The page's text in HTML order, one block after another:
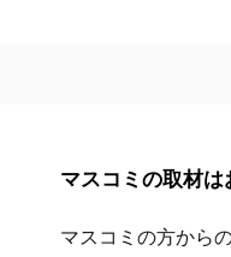
マスコミの取材
マスコミの方から